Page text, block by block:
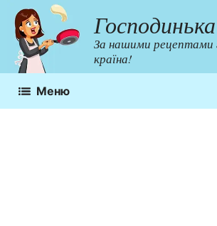
Перейти
до
контенту
Господинька
За нашими рецептами
країна!
Меню